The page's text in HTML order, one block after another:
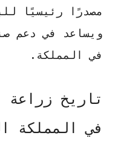
مصدرًا رئيسيًا
ويساعد في دعم
في المملكة.
تاريخ زراعة
في المملكة